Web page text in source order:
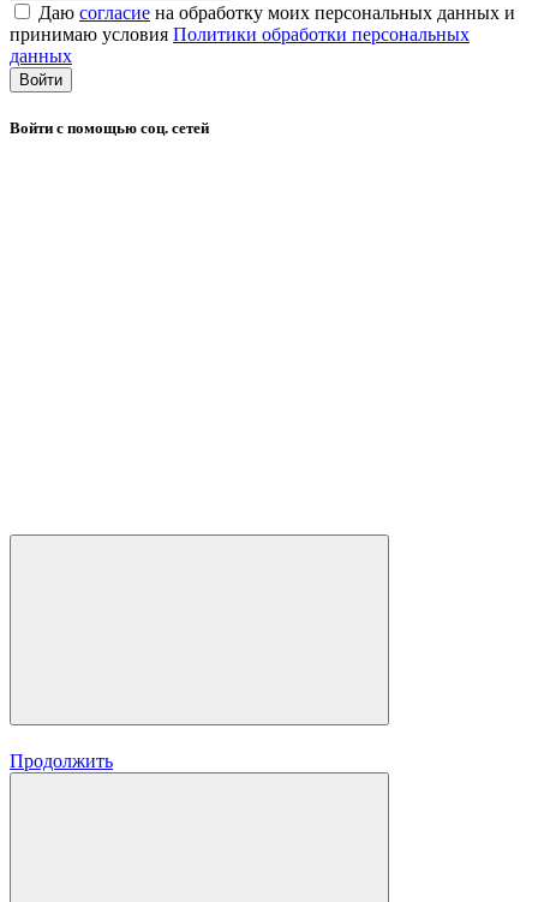
Даю согласие на обработку моих персональных данных и
принимаю условия Политики обработки персональных
данных
Войти
Войти с помощью соц. сетей
Продолжить